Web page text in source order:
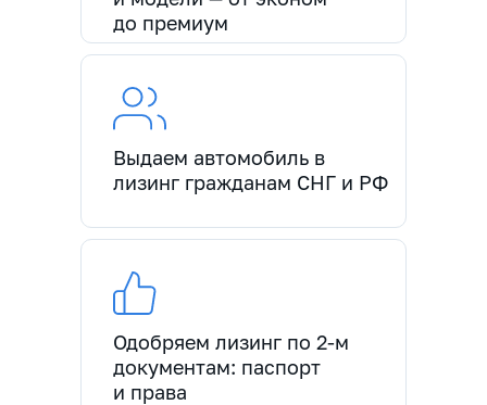
до премиум
Выдаем автомобиль в
лизинг гражданам СНГ и РФ
Одобряем лизинг по 2-м
документам: паспорт
и права